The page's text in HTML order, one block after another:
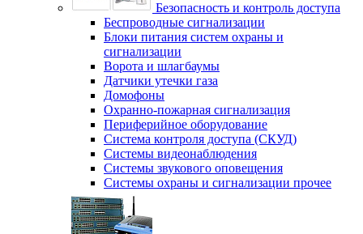
Безопасность и контроль доступа
Беспроводные сигнализации
Блоки питания систем охраны и
сигнализации
Ворота и шлагбаумы
Датчики утечки газа
Домофоны
Охранно-пожарная сигнализация
Периферийное оборудование
Система контроля доступа (СКУД)
Системы видеонаблюдения
Системы звукового оповещения
Системы охраны и сигнализации прочее